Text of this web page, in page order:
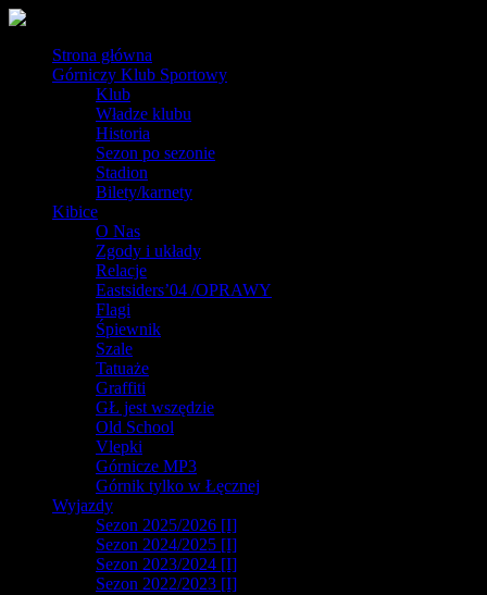
Strona główna
Górniczy Klub Sportowy
Klub
Władze klubu
Historia
Sezon po sezonie
Stadion
Bilety/karnety
Kibice
O Nas
Zgody i układy
Relacje
Eastsiders’04 /OPRAWY
Flagi
Śpiewnik
Szale
Tatuaże
Graffiti
GŁ jest wszędzie
Old School
Vlepki
Górnicze MP3
Górnik tylko w Łęcznej
Wyjazdy
Sezon 2025/2026 [I]
Sezon 2024/2025 [I]
Sezon 2023/2024 [I]
Sezon 2022/2023 [I]